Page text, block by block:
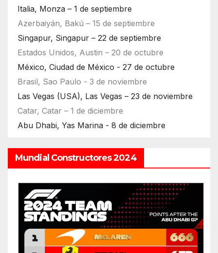
Italia, Monza – 1 de septiembre
Azerbaiyán, Bakú – 15 de septiembre
Singapur, Singapur – 22 de septiembre
Estados Unidos, Austin – 20 de octubre
México, Ciudad de México - 27 de octubre
Brasil, Sao Paulo - 3 de noviembre
Las Vegas (USA), Las Vegas – 23 de noviembre
Catar, Catar – 1 de diciembre
Abu Dhabi, Yas Marina - 8 de diciembre
Mundial Constructores 2024